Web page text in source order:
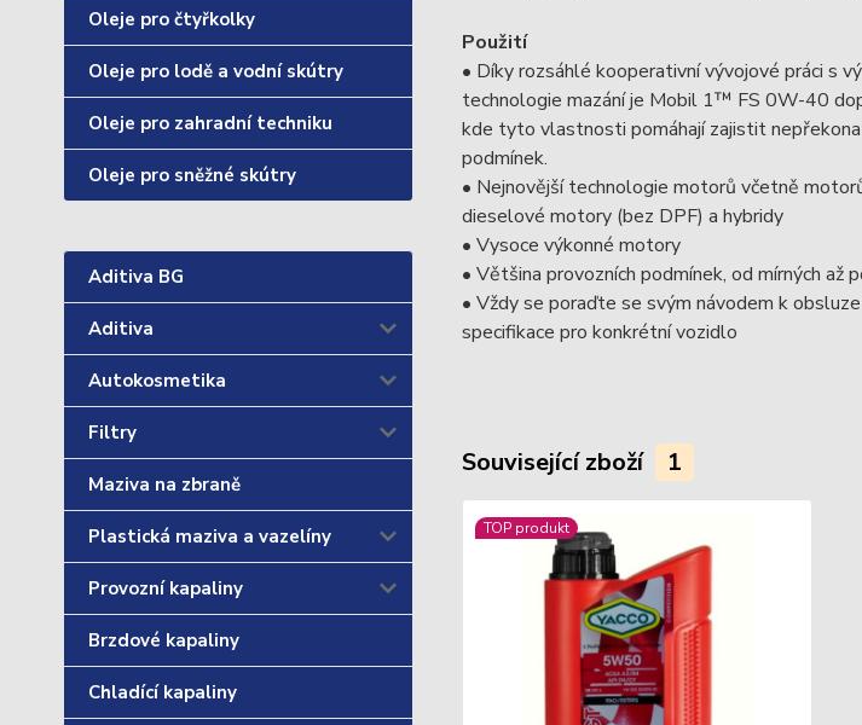
Oleje pro čtyřkolky
Oleje pro lodě a vodní skútry
Oleje pro zahradní techniku
Oleje pro sněžné skútry
Aditiva BG
Aditiva
Autokosmetika
Filtry
Maziva na zbraně
Plastická maziva a vazelíny
Provozní kapaliny
Brzdové kapaliny
Chladící kapaliny
Použití
• Díky rozsáhlé kooperativní vývojové práci s
technologie mazání je Mobil 1™ FS 0W-40
kde tyto vlastnosti pomáhají zajistit
podmínek.
• Nejnovější technologie motorů včetně
dieselové motory (bez DPF) a hybridy
• Vysoce výkonné motory
• Většina provozních podmínek, od mírných až
• Vždy se poraďte se svým návodem k
specifikace pro konkrétní vozidlo
Související zboží 1
TOP produkt